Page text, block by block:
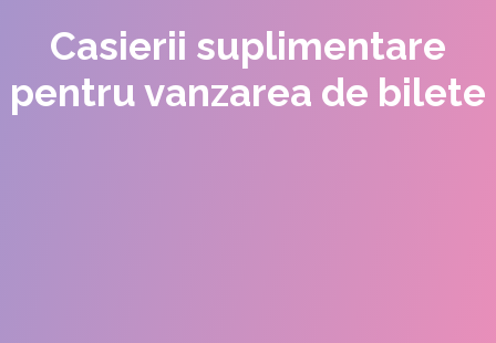
Casierii suplimentare
pentru vanzarea de bilete